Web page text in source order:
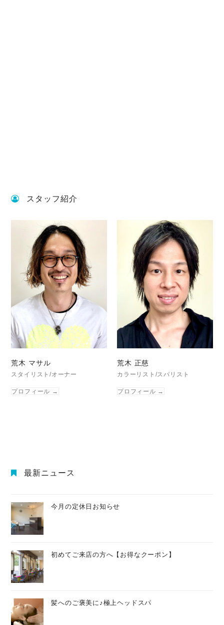
スタッフ紹介
荒木 マサル
スタイリスト/オーナー
プロフィール →
荒木 正慈
カラーリスト/スパリスト
プロフィール →
最新ニュース
今月の定休日お知らせ
初めてご来店の方へ【お得なクーポン】
髪へのご褒美に♪極上ヘッドスパ